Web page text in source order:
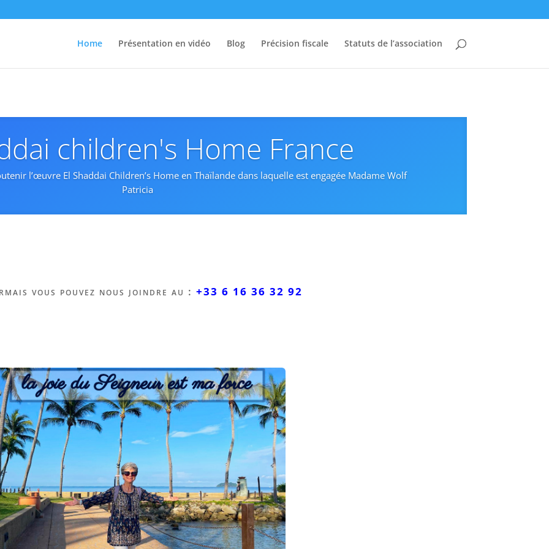
Home Présentation en vidéo Blog Précision fiscale Statuts de l’association
children's Home France
l’œuvre El Shaddai Children’s Home en Thaïlande dans laquelle est engagée Madame Wolf
Patricia
vous pouvez nous joindre au : +33 6 16 36 32 92